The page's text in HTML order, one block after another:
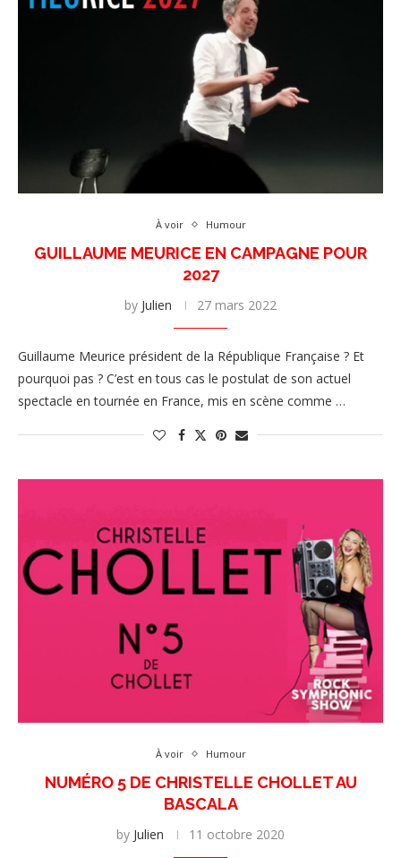
À voir Humour
GUILLAUME MEURICE EN CAMPAGNE POUR
2027
by Julien 27 mars 2022
Guillaume Meurice président de la République Française ? Et
pourquoi pas ? C’est en tous cas le postulat de son actuel
spectacle en tournée en France, mis en scène comme …
À voir Humour
NUMÉRO 5 DE CHRISTELLE CHOLLET AU
BASCALA
by Julien 11 octobre 2020